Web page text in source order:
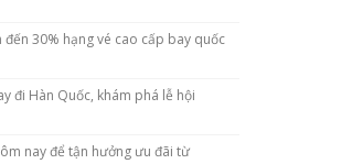
đến 30% hạng vé cao cấp bay quốc
đi Hàn Quốc, khám phá lễ hội
nay để tận hưởng ưu đãi từ